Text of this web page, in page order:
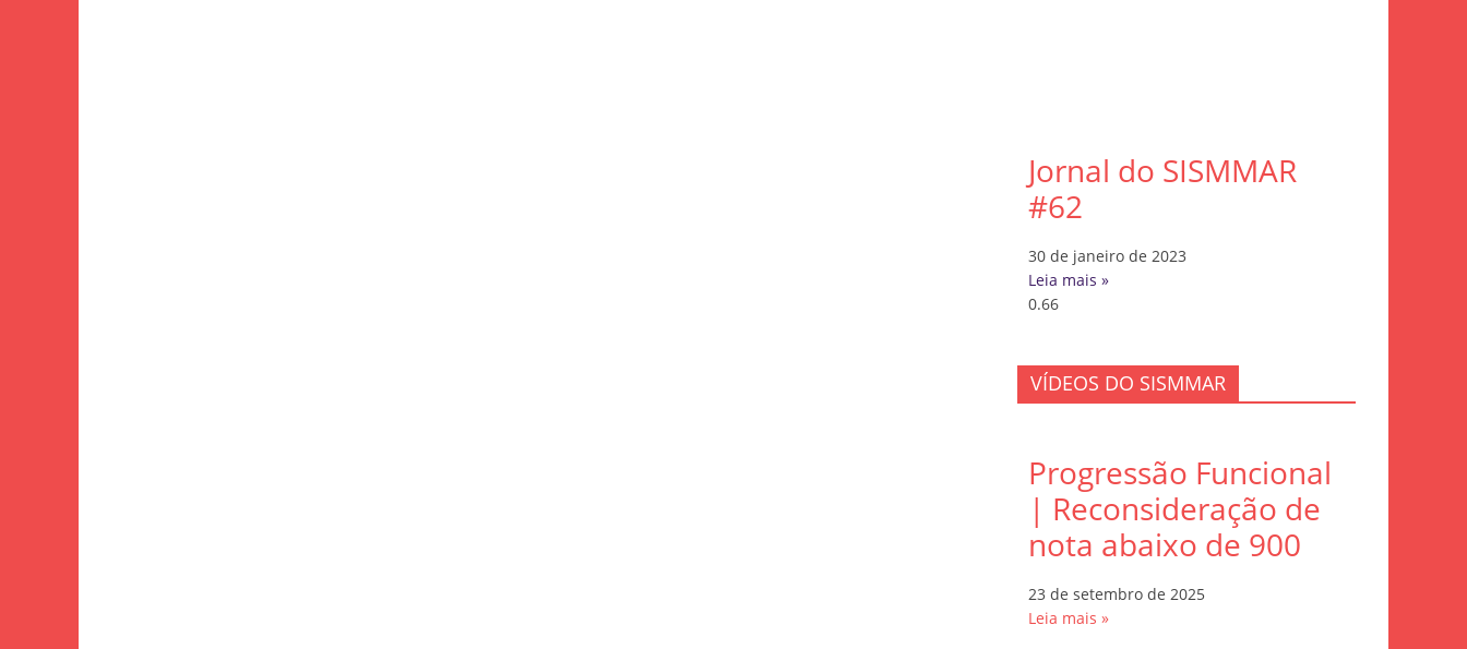
Jornal do SISMMAR
#62
30 de janeiro de 2023
Leia mais »
VÍDEOS DO SISMMAR
Progressão Funcional
| Reconsideração de
nota abaixo de 900
23 de setembro de 2025
Leia mais »